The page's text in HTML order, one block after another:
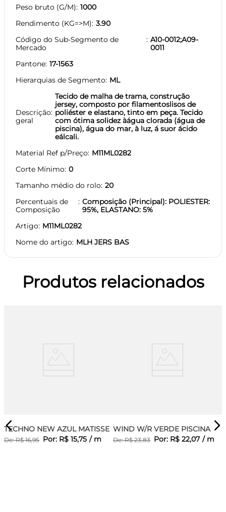
Peso bruto (G/M) 1000
Rendimento (KG=>M) 3.90
Código do Sub-Segmento de
Mercado
A10-0012;A09-
0011
Pantone 17-1563
Hierarquias de Segmento ML
Descrição
geral
Tecido de malha de trama, construção
jersey, composto por filamentoslisos de
poliéster e elastano, tinto em peça. Tecido
com ótima solidez àágua clorada (água de
piscina), água do mar, à luz, á suor ácido
eálcali.
Material Ref p/Preço M11ML0282
Corte Mínimo 0
Tamanho médio do rolo 20
Percentuais de
Composição
Composição (Principal): POLIESTER:
95%, ELASTANO: 5%
Artigo M11ML0282
Nome do artigo MLH JERS BAS
Produtos relacionados
TECHNO NEW AZUL MATISSE
De:R$ 16,95 Por: R$ 15,75 / m
WIND W/R VERDE PISCINA
De:R$ 23,83 Por: R$ 22,07 / m